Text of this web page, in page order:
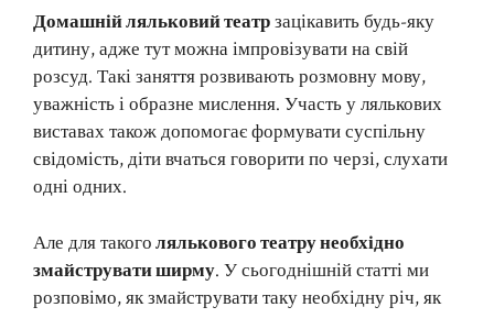
Домашній ляльковий театрзацікавить будь-яку
дитину, адже тут можна імпровізувати на свій
розсуд. Такі заняття розвивають розмовну мову,
уважність і образне мислення. Участь у лялькових
виставах також допомогає формувати суспільну
свідомість, діти вчаться говорити по черзі, слухати
одні одних.
Але для такоголялькового театру необхідно
змайструвати ширму. У сьогоднішній статті ми
розповімо, як змайструвати таку необхідну річ, як